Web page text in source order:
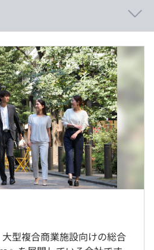
密着型で対応できる』ことが魅
学院・専門・短大卒)
位)
保証するものではありません）
タイム11:00～15:00）
数・離職者数
者数0人
職者数2人
職者数1人
数の男女別人数
型複合商業施設向けの総合